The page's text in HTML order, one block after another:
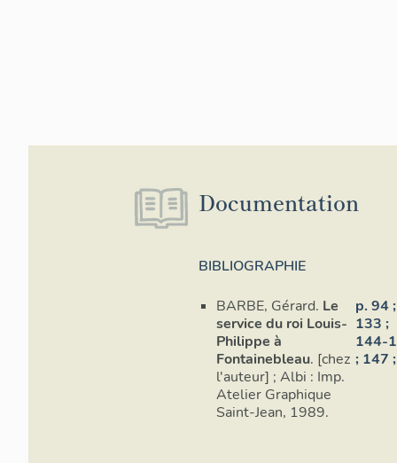
Documentation
BIBLIOGRAPHIE
BARBE, Gérard. Le
service du roi Louis-
Philippe à
Fontainebleau. [chez
l'auteur] ; Albi : Imp.
Atelier Graphique
Saint-Jean, 1989.
p. 94 ;
133 ;
144-
; 147 ;